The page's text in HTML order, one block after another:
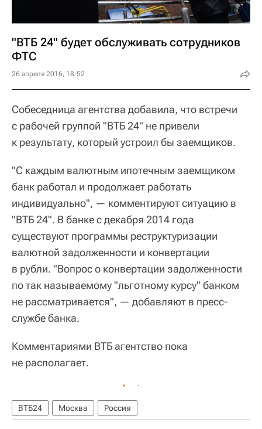
"ВТБ 24" будет обслуживать сотрудников
ФТС
26 апреля 2016, 18:52
Собеседница агентства добавила, что встречи
с рабочей группой "ВТБ 24" не привели
к результату, который устроил бы заемщиков.
"С каждым валютным ипотечным заемщиком
банк работал и продолжает работать
индивидуально", — комментируют ситуацию в
"ВТБ 24". В банке с декабря 2014 года
существуют программы реструктуризации
валютной задолженности и конвертации
в рубли. "Вопрос о конвертации задолженности
по так называемому "льготному курсу" банком
не рассматривается", — добавляют в пресс-
службе банка.
Комментариями ВТБ агентство пока
не располагает.
ВТБ24 Москва Россия